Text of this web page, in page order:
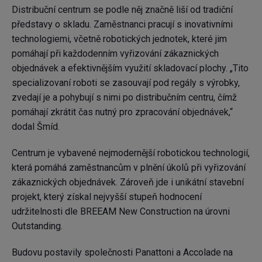
Distribuční centrum se podle něj značně liší od tradiční
představy o skladu. Zaměstnanci pracují s inovativními
technologiemi, včetně robotických jednotek, které jim
pomáhají při každodenním vyřizování zákaznických
objednávek a efektivnějším využití skladovací plochy. „Tito
specializovaní roboti se zasouvají pod regály s výrobky,
zvedají je a pohybují s nimi po distribučním centru, čímž
pomáhají zkrátit čas nutný pro zpracování objednávek,“
dodal Šmíd.
Centrum je vybavené nejmodernější robotickou technologií,
která pomáhá zaměstnancům v plnění úkolů při vyřizování
zákaznických objednávek. Zároveň jde i unikátní stavební
projekt, který získal nejvyšší stupeň hodnocení
udržitelnosti dle BREEAM New Construction na úrovni
Outstanding.
Budovu postavily společnosti Panattoni a Accolade na